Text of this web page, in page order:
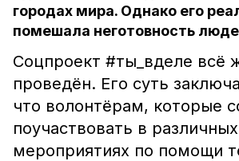
городах мира. Однако его
помешала неготовность
Соцпроект #ты_вделе всё
проведён. Его суть
что волонтёрам, которые
поучаствовать в различных
мероприятиях по помощи